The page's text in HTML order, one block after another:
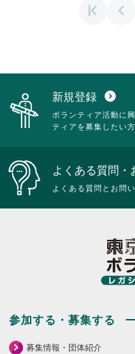
新規登録 expand_circle_down
ボランティア活動に
ティアを募集したい
よくある質問・
よくある質問とお問
参加する・募集する
募集情報・団体紹介